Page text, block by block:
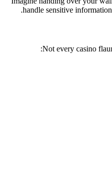
handle sensitive
Not every casino